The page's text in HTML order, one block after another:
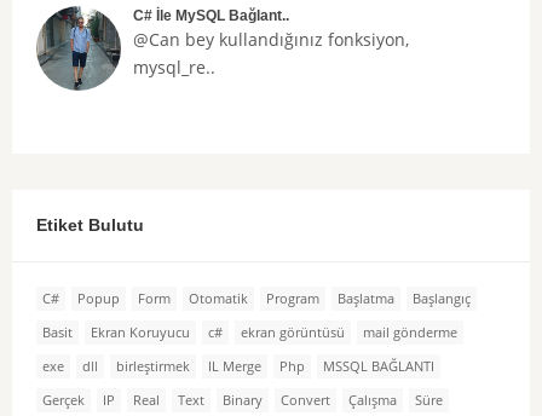
C# İle MySQL Bağlant..
@Can bey kullandığınız fonksiyon,
mysql_re..
Etiket Bulutu
C# Popup Form Otomatik Program Başlatma
Başlangıç
Basit
Ekran Koruyucu c# ekran görüntüsü
mail gönderme
exe
dll birleştirmek IL Merge Php
MSSQL BAĞLANTI
Gerçek
IP Real Text Binary Convert Çalışma Süre